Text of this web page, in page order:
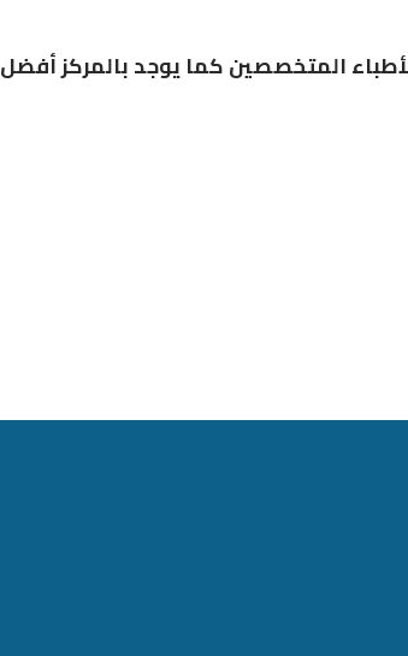
المتخصصين كما يوجد بالمركز أفضل